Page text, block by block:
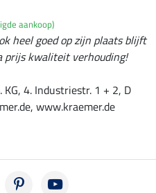
aankoop)
heel goed op zijn plaats blijft
prijs kwaliteit verhouding!
KG, 4. Industriestr. 1 + 2, D
www.kraemer.de